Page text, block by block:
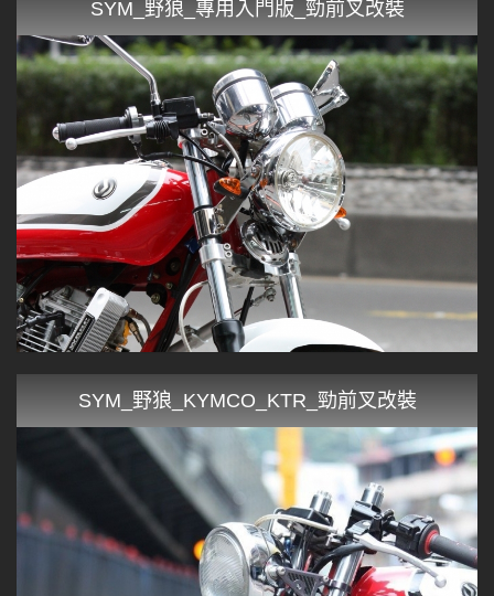
SYM_野狼_專用入門版_勁前叉改裝
SYM_野狼_KYMCO_KTR_勁前叉改裝